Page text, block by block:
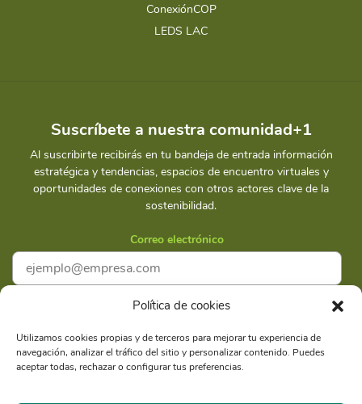
Política de cookies
Utilizamos cookies propias y de terceros para mejorar tu experiencia de
navegación, analizar el tráfico del sitio y personalizar contenido. Puedes
aceptar todas, rechazar o configurar tus preferencias.
ConexiónCOP
LEDS LAC
Suscríbete a nuestra comunidad+1
Al suscribirte recibirás en tu bandeja de entrada información
estratégica y tendencias, espacios de encuentro virtuales y
oportunidades de conexiones con otros actores clave de la
sostenibilidad.
Correo electrónico
Acepto laPolítica de privacidad
Suscríbete